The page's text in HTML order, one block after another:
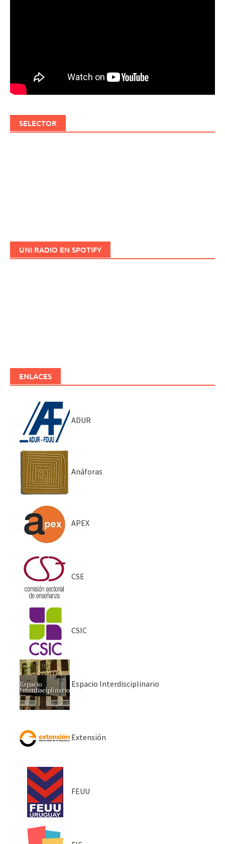
SELECTOR
UNI RADIO EN SPOTIFY
ENLACES
ADUR
Anáforas
APEX
CSE
CSIC
Espacio Interdisciplinario
Extensión
FEUU